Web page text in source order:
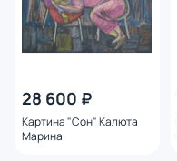
28 600 ₽
Картина "Сон" Калюта
Марина